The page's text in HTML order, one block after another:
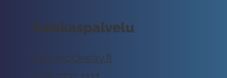
Asiakaspalvelu
tuki@rockway.fi